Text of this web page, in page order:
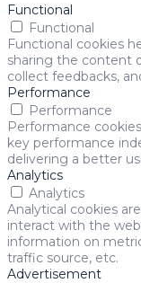
Functional
Functional
Functional cookies
sharing the content
collect feedbacks,
Performance
Performance
Performance
key performance
delivering a better
Analytics
Analytics
Analytical cookies
interact with the
information on
traffic source, etc.
Advertisement